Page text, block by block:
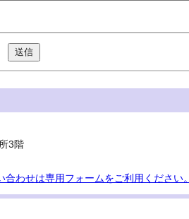
送信
3階
わせは専用フォームをご利用ください。